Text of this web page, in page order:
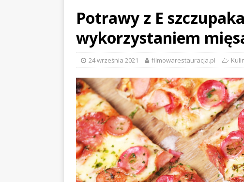
Potrawy z E
wykorzystaniem
24 września 2021 filmowarestauracja.pl